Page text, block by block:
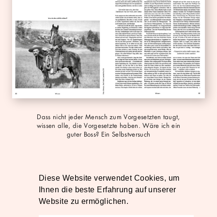
Diese Website verwendet Cookies, um
Ihnen die beste Erfahrung auf unserer
Website zu ermöglichen.
Dass nicht jeder Mensch zum Vorgesetzten taugt,
wissen alle, die Vorgesetzte haben. Wäre ich ein
guter Boss? Ein Selbstversuch